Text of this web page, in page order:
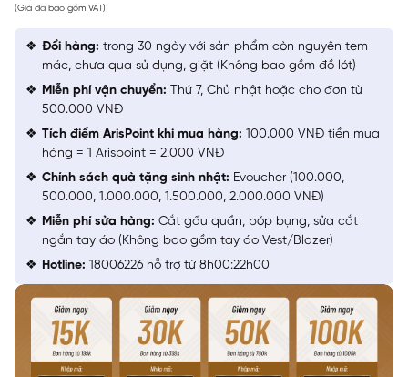
(Giá đã bao gồm VAT)
Đổi hàng: trong 30 ngày với sản phẩm còn nguyên tem
mác, chưa qua sử dụng, giặt (Không bao gồm đồ lót)
Miễn phí vận chuyển: Thứ 7, Chủ nhật hoặc cho đơn từ
500.000 VNĐ
Tích điểm ArisPoint khi mua hàng: 100.000 VNĐ tiền mua
hàng = 1 Arispoint = 2.000 VNĐ
Chính sách quà tặng sinh nhật: Evoucher (100.000,
500.000, 1.000.000, 1.500.000, 2.000.000 VNĐ)
Miễn phí sửa hàng: Cắt gấu quần, bóp bụng, sửa cắt
ngắn tay áo (Không bao gồm tay áo Vest/Blazer)
Hotline: 18006226 hỗ trợ từ 8h00:22h00